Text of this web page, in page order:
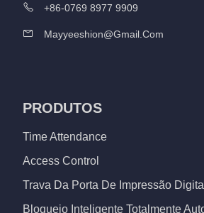
+86-0769 8977 9909
Mayyeeshion@gmail.com
PRODUTOS
Time Attendance
Access Control
Trava Da Porta De Impressão Digital
Bloqueio Inteligente Totalmente